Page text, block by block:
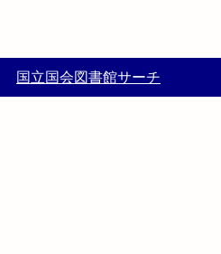
国立国会図書館サーチ